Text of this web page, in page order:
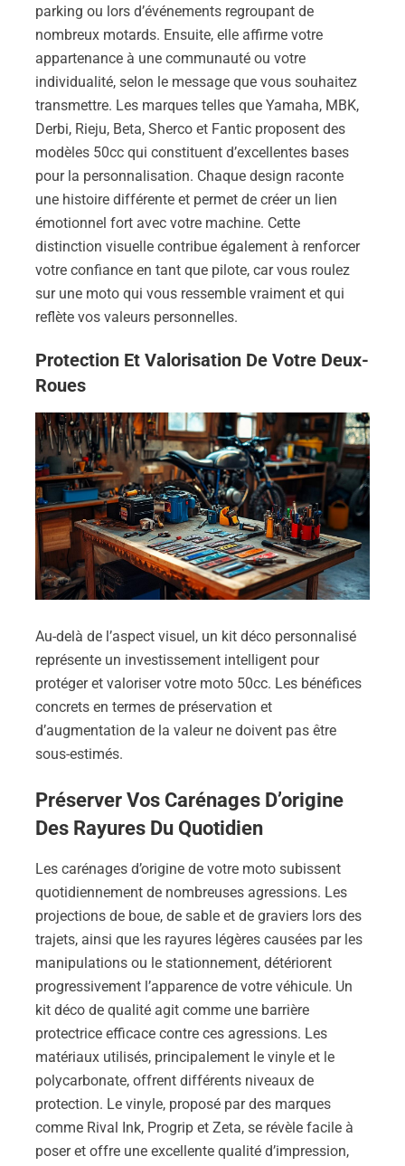
parking ou lors d’événements regroupant de
nombreux motards. Ensuite, elle affirme votre
appartenance à une communauté ou votre
individualité, selon le message que vous souhaitez
transmettre. Les marques telles que Yamaha, MBK,
Derbi, Rieju, Beta, Sherco et Fantic proposent des
modèles 50cc qui constituent d’excellentes bases
pour la personnalisation. Chaque design raconte
une histoire différente et permet de créer un lien
émotionnel fort avec votre machine. Cette
distinction visuelle contribue également à renforcer
votre confiance en tant que pilote, car vous roulez
sur une moto qui vous ressemble vraiment et qui
reflète vos valeurs personnelles.
Protection Et Valorisation De Votre Deux-
Roues
Au-delà de l’aspect visuel, un kit déco personnalisé
représente un investissement intelligent pour
protéger et valoriser votre moto 50cc. Les bénéfices
concrets en termes de préservation et
d’augmentation de la valeur ne doivent pas être
sous-estimés.
Préserver Vos Carénages D’origine
Des Rayures Du Quotidien
Les carénages d’origine de votre moto subissent
quotidiennement de nombreuses agressions. Les
projections de boue, de sable et de graviers lors des
trajets, ainsi que les rayures légères causées par les
manipulations ou le stationnement, détériorent
progressivement l’apparence de votre véhicule. Un
kit déco de qualité agit comme une barrière
protectrice efficace contre ces agressions. Les
matériaux utilisés, principalement le vinyle et le
polycarbonate, offrent différents niveaux de
protection. Le vinyle, proposé par des marques
comme Rival Ink, Progrip et Zeta, se révèle facile à
poser et offre une excellente qualité d’impression,